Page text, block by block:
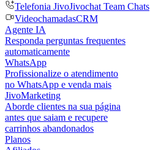
Telefonia JivoJivochat Team Chats
VideochamadasCRM
Agente IA
Responda perguntas frequentes
automaticamente
WhatsApp
Profissionalize o atendimento
no WhatsApp e venda mais
JivoMarketing
Aborde clientes na sua página
antes que saiam e recupere
carrinhos abandonados
Planos